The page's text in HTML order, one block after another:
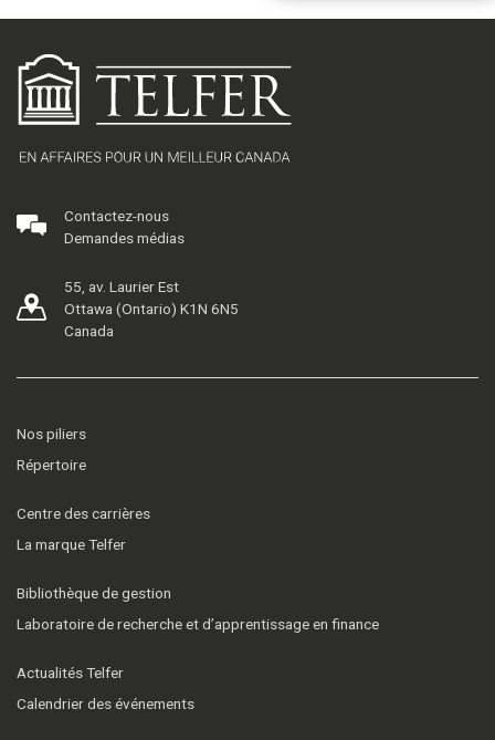
Contactez-nous
Demandes médias
55, av. Laurier Est
Ottawa (Ontario) K1N 6N5
Canada
Nos piliers
Répertoire
Centre des carrières
La marque Telfer
Bibliothèque de gestion
Laboratoire de recherche et d’apprentissage en finance
Actualités Telfer
Calendrier des événements